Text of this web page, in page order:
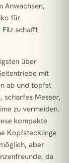
Anwachsen,
für
schafft
über
mit
ab und topfst
scharfes Messer,
zu vermeiden.
kompakte
Kopfstecklinge
aber
da